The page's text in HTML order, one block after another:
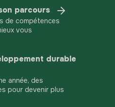
parcours
de compétences
vous
durable
année, des
pour devenir plus